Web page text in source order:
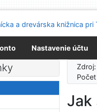
prístupnosti
Nastavenie účtu
Jak